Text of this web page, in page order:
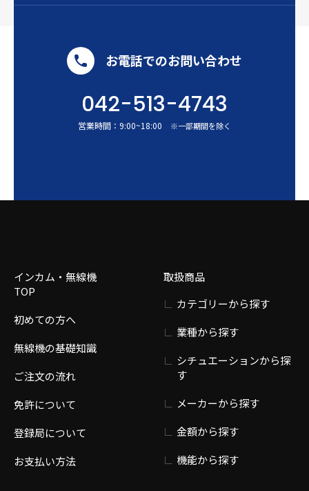
お電話でのお問い合わせ
042-513-4743
営業時間： 9:00~18:00 ※一部期間を除く
インカム・無線機
TOP
初めての方へ
無線機の基礎知識
ご注文の流れ
免許について
登録局について
お支払い方法
取扱商品
カテゴリーから探す
業種から探す
シチュエーションから探
す
メーカーから探す
金額から探す
機能から探す